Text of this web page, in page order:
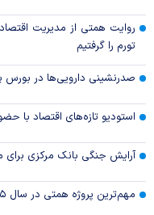
روایت همتی از مدیریت
تورم را گرفتیم
صدرنشینی دارویی‌ها در
استودیو تازه‌های اقتصاد با
آرایش جنگی بانک مرکزی برای
مهم‌ترین پروژه همتی در سال ۱۴۰۵